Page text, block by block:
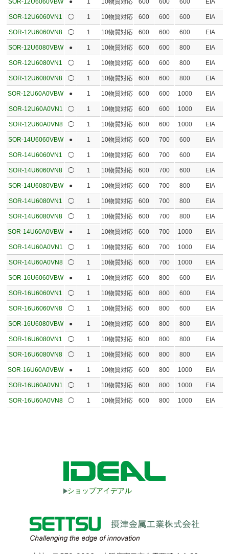
SOR-12U6060VBW ● 1 10物質対応 600 600 600 EIA
SOR-12U6060VN1 ◯ 1 10物質対応 600 600 600 EIA
SOR-12U6060VN8 ◯ 1 10物質対応 600 600 600 EIA
SOR-12U6080VBW ● 1 10物質対応 600 600 800 EIA
SOR-12U6080VN1 ◯ 1 10物質対応 600 600 800 EIA
SOR-12U6080VN8 ◯ 1 10物質対応 600 600 800 EIA
SOR-12U60A0VBW ● 1 10物質対応 600 600 1000 EIA
SOR-12U60A0VN1 ◯ 1 10物質対応 600 600 1000 EIA
SOR-12U60A0VN8 ◯ 1 10物質対応 600 600 1000 EIA
SOR-14U6060VBW ● 1 10物質対応 600 700 600 EIA
SOR-14U6060VN1 ◯ 1 10物質対応 600 700 600 EIA
SOR-14U6060VN8 ◯ 1 10物質対応 600 700 600 EIA
SOR-14U6080VBW ● 1 10物質対応 600 700 800 EIA
SOR-14U6080VN1 ◯ 1 10物質対応 600 700 800 EIA
SOR-14U6080VN8 ◯ 1 10物質対応 600 700 800 EIA
SOR-14U60A0VBW ● 1 10物質対応 600 700 1000 EIA
SOR-14U60A0VN1 ◯ 1 10物質対応 600 700 1000 EIA
SOR-14U60A0VN8 ◯ 1 10物質対応 600 700 1000 EIA
SOR-16U6060VBW ● 1 10物質対応 600 800 600 EIA
SOR-16U6060VN1 ◯ 1 10物質対応 600 800 600 EIA
SOR-16U6060VN8 ◯ 1 10物質対応 600 800 600 EIA
SOR-16U6080VBW ● 1 10物質対応 600 800 800 EIA
SOR-16U6080VN1 ◯ 1 10物質対応 600 800 800 EIA
SOR-16U6080VN8 ◯ 1 10物質対応 600 800 800 EIA
SOR-16U60A0VBW ● 1 10物質対応 600 800 1000 EIA
SOR-16U60A0VN1 ◯ 1 10物質対応 600 800 1000 EIA
SOR-16U60A0VN8 ◯ 1 10物質対応 600 800 1000 EIA
ショップアイデアル